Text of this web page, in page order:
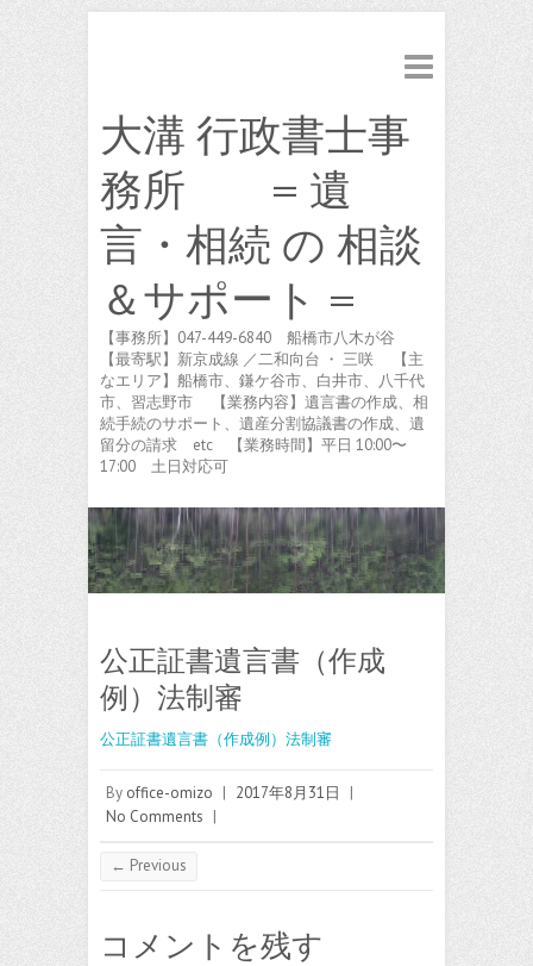
大溝 行政書士事
務所 = 遺
言・相続 の 相談
＆サポート =
【事務所】047-449-6840 船橋市八木が谷
【最寄駅】新京成線 ／二和向台 ・ 三咲 【主
なエリア】船橋市、鎌ケ谷市、白井市、八千代
市、習志野市 【業務内容】遺言書の作成、相
続手続のサポート、遺産分割協議書の作成、遺
留分の請求 etc 【業務時間】平日 10:00〜
17:00 土日対応可
公正証書遺言書（作成
例）法制審
公正証書遺言書（作成例）法制審
By office-omizo | 2017年8月31日
|
No Comments |
← Previous
コメントを残す